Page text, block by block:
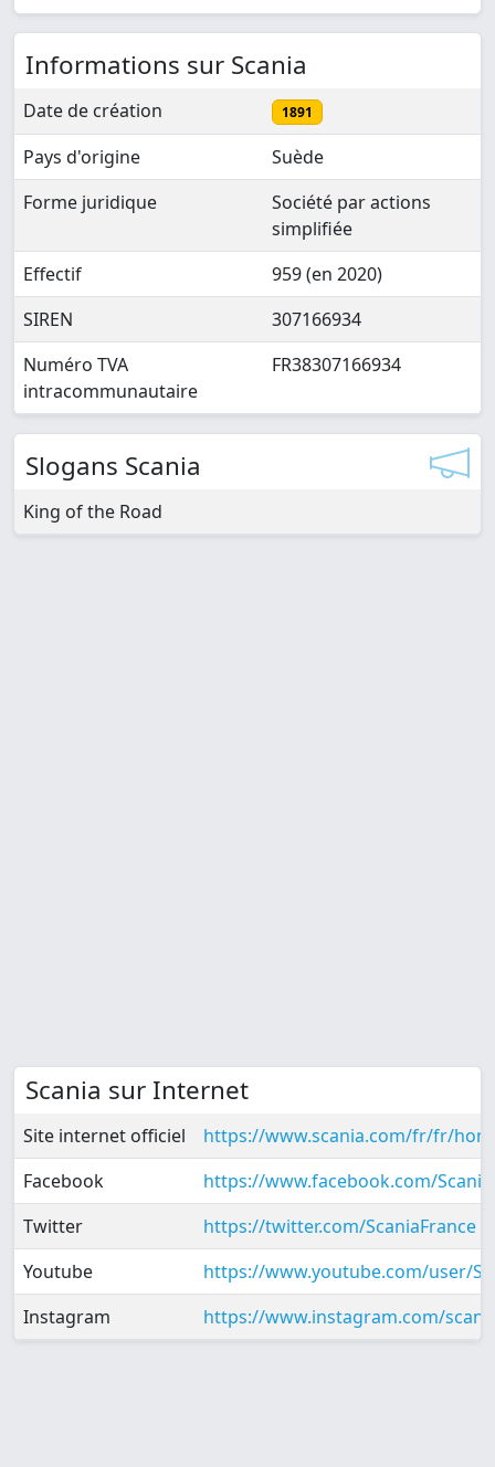
Informations sur Scania
Date de création 1891
Pays d'origine
Suède
Forme juridique
Société par actions
simplifiée
Effectif
959 (en 2020)
SIREN
307166934
Numéro TVA
intracommunautaire
FR38307166934
Slogans Scania
King of the Road
Scania sur Internet
Site internet officiel
https://www.scania.com/fr/fr/
Facebook
https://www.facebook.com/
Twitter
https://twitter.com/ScaniaFrance
Youtube
https://www.youtube.com/user/
Instagram
https://www.instagram.com/